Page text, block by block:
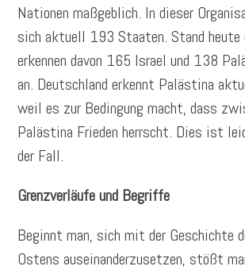
Nationen maßgeblich. In dieser
sich aktuell 193 Staaten. Stand
erkennen davon 165 Israel und 138
an. Deutschland erkennt Palästina
weil es zur Bedingung macht, dass
Palästina Frieden herrscht. Dies ist
der Fall.
Grenzverläufe und Begriffe
Beginnt man, sich mit der Geschichte
Ostens auseinanderzusetzen, stößt